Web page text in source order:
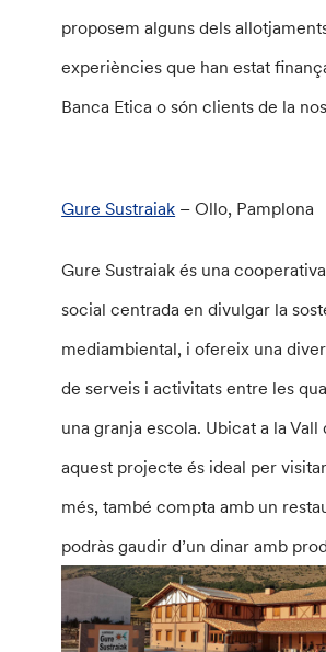
proposem alguns dels
experiències que han estat
Banca Etica o són clients de la
Gure Sustraiak – Ollo, Pamplona
Gure Sustraiak és una
social centrada en divulgar la
mediambiental, i ofereix una
de serveis i activitats entre les
una granja escola. Ubicat a la Vall
aquest projecte és ideal per
més, també compta amb un
podràs gaudir d’un dinar amb